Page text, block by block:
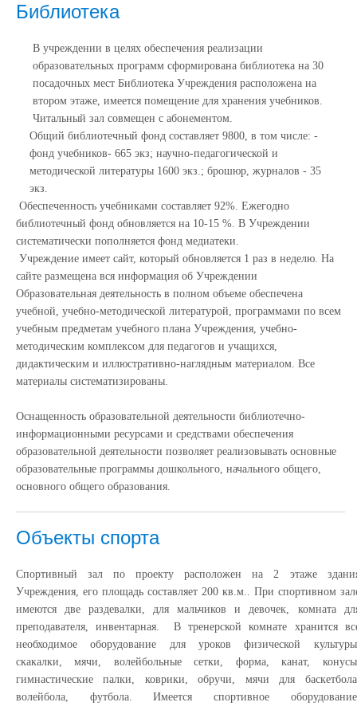
Библиотека
В учреждении в целях обеспечения реализации
образовательных программ сформирована библиотека на 30
посадочных мест Библиотека Учреждения расположена на
втором этаже, имеется помещение для хранения учебников.
Читальный зал совмещен с абонементом.
Общий библиотечный фонд составляет 9800, в том числе: -
фонд учебников- 665 экз; научно-педагогической и
методической литературы 1600 экз.; брошюр, журналов - 35
экз.
Обеспеченность учебниками составляет 92%. Ежегодно
библиотечный фонд обновляется на 10-15 %. В Учреждении
систематически пополняется фонд медиатеки.
Учреждение имеет сайт, который обновляется 1 раз в неделю. На
сайте размещена вся информация об Учреждении
Образовательная деятельность в полном объеме обеспечена
учебной, учебно-методической литературой, программами по всем
учебным предметам учебного плана Учреждения, учебно-
методическим комплексом для педагогов и учащихся,
дидактическим и иллюстративно-наглядным материалом. Все
материалы систематизированы.
Оснащенность образовательной деятельности библиотечно-
информационными ресурсами и средствами обеспечения
образовательной деятельности позволяет реализовывать основные
образовательные программы дошкольного, начального общего,
основного общего образования.
Объекты спорта
Спортивный зал по проекту расположен на 2 этаже
Учреждения, его площадь составляет 200 кв.м.. При спортивном
имеются две раздевалки, для мальчиков и девочек, комната
преподавателя, инвентарная. В тренерской комнате хранится
необходимое оборудование для уроков физической
скакалки, мячи, волейбольные сетки, форма, канат,
гимнастические палки, коврики, обручи, мячи для
волейбола, футбола. Имеется спортивное